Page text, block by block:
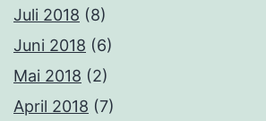
Juli 2018 (8)
Juni 2018 (6)
Mai 2018 (2)
April 2018 (7)